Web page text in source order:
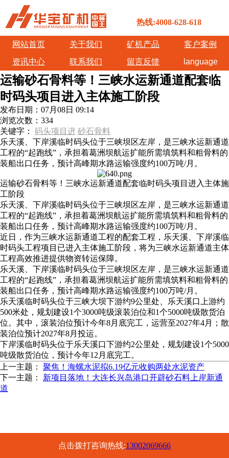
热线:4008-628-618
网站首页 关于我们 矿机产品
客户案例
资讯中心
联系我们 留言反馈 language
运输砂石骨料等！三峡水运新通道配套临
时码头项目进入主体施工阶段
发布日期： 07月08日 09:14
浏览次数： 334
关键字： 码头项目进 砂石骨料
乐天溪、下岸溪临时码头位于三峡坝区左岸，是三峡水运新通道
工程的“起跑线”，承担着葛洲坝航运扩能所需填筑料和粗骨料的
装船出口任务，预计高峰期水路运输强度约100万吨/月。
运输砂石骨料等！三峡水运新通道配套临时码头项目进入主体施
工阶段
乐天溪、下岸溪临时码头位于三峡坝区左岸，是三峡水运新通道
工程的“起跑线”，承担着葛洲坝航运扩能所需填筑料和粗骨料的
装船出口任务，预计高峰期水路运输强度约100万吨/月。
近日，作为三峡水运新通道工程的配套工程，乐天溪、下岸溪临
时码头工程项目已进入主体施工阶段，将为三峡水运新通道主体
工程高效推进提供物资转运保障。
乐天溪、下岸溪临时码头位于三峡坝区左岸，是三峡水运新通道
工程的“起跑线”，承担着葛洲坝航运扩能所需填筑料和粗骨料的
装船出口任务，预计高峰期水路运输强度约100万吨/月。
乐天溪临时码头位于三峡大坝下游约9公里处、乐天溪口上游约
500米处，规划建设1个3000吨级滚装泊位和1个5000吨级散货泊
位。其中，滚装泊位预计今年8月底完工，运营至2027年4月；散
装泊位预计2027年8月投运。
下岸溪临时码头位于乐天溪口下游约2公里处，规划建设1个5000
吨级散货泊位，预计今年12月底完工。
上一主题： 聚焦！海螺水泥拟6.19亿元收购两处水泥资产
下一主题： 新项目落地！大连长兴岛港口开辟砂石料上岸新通
道
点击拨打咨询热线:13002069666